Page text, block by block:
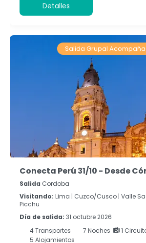
Detalles
Salida Grupal
Conecta Perú 31/10 - Desde
Salida Cordoba
Visitando: Lima | Cuzco/Cusco | Valle
Picchu
Día de salida: 31 octubre 2026
4Transportes 7 Noches
1
5 Alojamientos